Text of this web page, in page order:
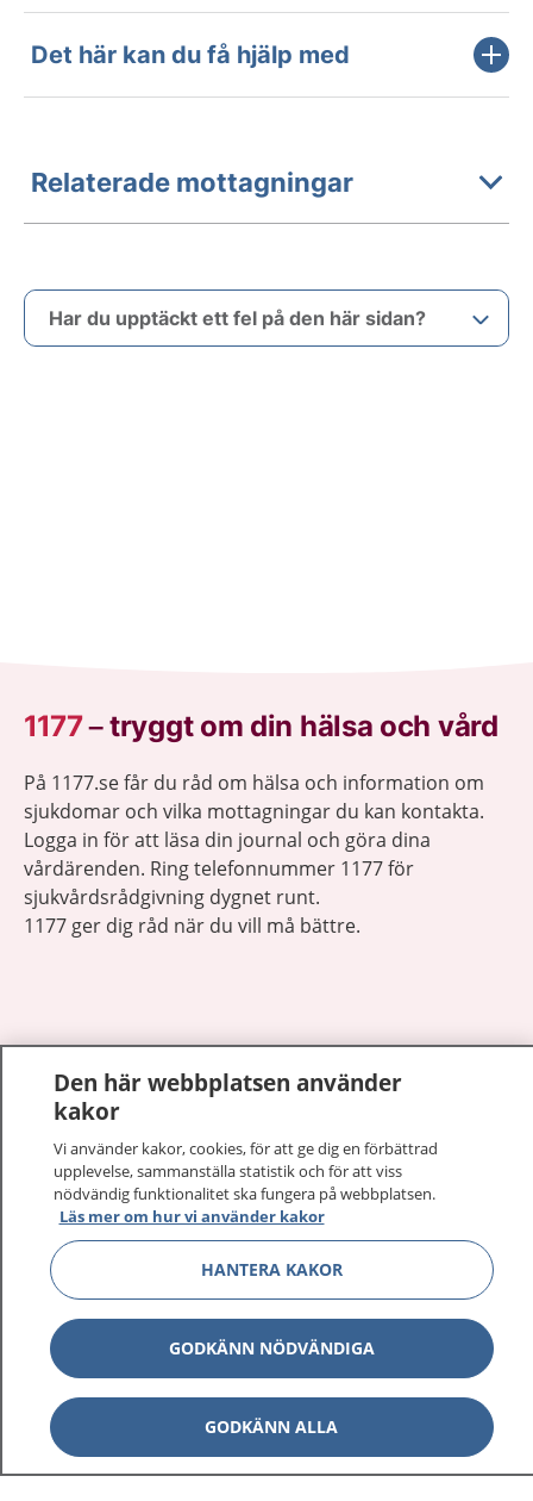
Det här kan du få hjälp med
Relaterade mottagningar
Har du upptäckt ett fel på den här sidan?
1177–tryggt om din hälsa och vård
På 1177.se får du råd om hälsa och information om
sjukdomar och vilka mottagningar du kan kontakta.
Logga in för att läsa din journal och göra dina
vårdärenden. Ring telefonnummer 1177 för
sjukvårdsrådgivning dygnet runt.
1177 ger dig råd när du vill må bättre.
1177 på flera språk
Om 1177
Kontakt
Behandling av personuppgifter
Hantering av kakor
Inställningar för kakor
Den här webbplatsen använder
kakor
Vi använder kakor, cookies, för att ge dig en förbättrad
upplevelse, sammanställa statistik och för att viss
nödvändig funktionalitet ska fungera på webbplatsen.
Läs mer om hur vi använder kakor
HANTERA KAKOR
GODKÄNN NÖDVÄNDIGA
GODKÄNN ALLA